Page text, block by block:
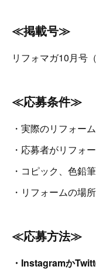
≪掲載号≫
リフォマガ10月号
≪応募条件≫
・実際のリフォー
・応募者がリフォ
・コピック、色鉛
・リフォームの場
≪応募方法≫
・Instagramか